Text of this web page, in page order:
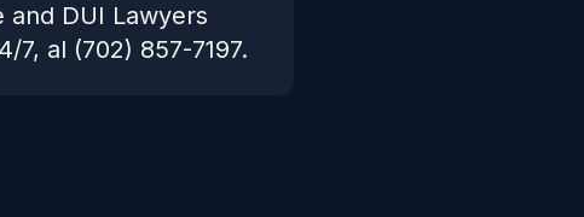
and DUI Lawyers
al (702) 857-7197.